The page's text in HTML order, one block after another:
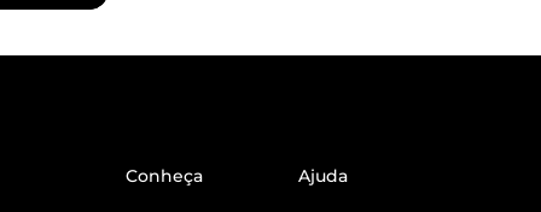
Conheça Ajuda